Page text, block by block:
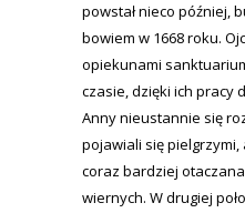
powstał nieco później,
bowiem w 1668 roku.
opiekunami
czasie, dzięki ich pracy
Anny nieustannie się
pojawiali się pielgrzymi,
coraz bardziej otaczana
wiernych. W drugiej